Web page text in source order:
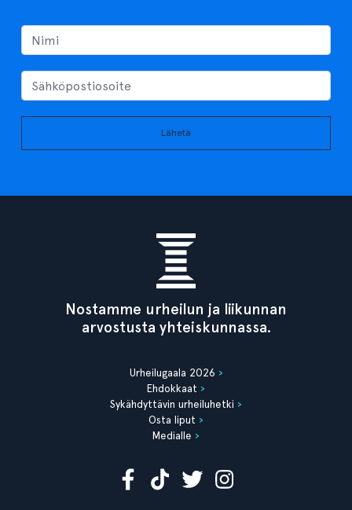
Lähetä
Nostamme urheilun ja liikunnan
arvostusta yhteiskunnassa.
Urheilugaala 2026
Ehdokkaat
Sykähdyttävin urheiluhetki
Osta liput
Medialle